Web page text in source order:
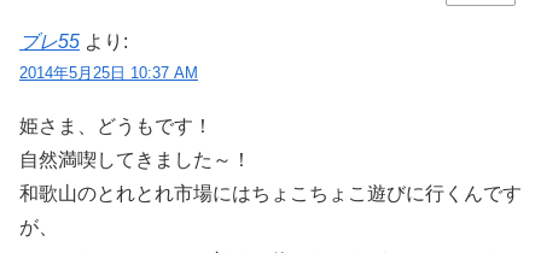
ブレ55 より:
2014年5月25日 10:37 AM
姫さま、どうもです！
自然満喫してきました～！
和歌山のとれとれ市場にはちょこちょこ遊びに行くんです
が、